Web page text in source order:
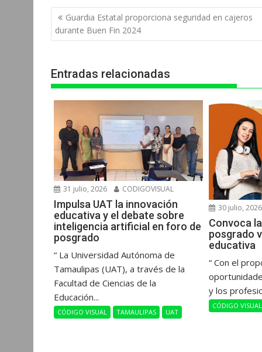
t
s
p
e
b
k
s
e
e
e
m
n
Navegación
de
entradas
Guardia Estatal proporciona seguridad en cajeros
durante Buen Fin 2024
Entradas relacionadas
31 julio, 2026 CODIGOVISUAL
Impulsa UAT la innovación
educativa y el debate sobre
inteligencia artificial en foro de
posgrado
“ La Universidad Autónoma de
Tamaulipas (UAT), a través de la
Facultad de Ciencias de la
Educación...
CÓDIGO VISUAL TAMAULIPAS UAT
30 julio, 2026
Convoca
posgrado
educativa
“ Con el
y los
CÓDIGO VISUAL